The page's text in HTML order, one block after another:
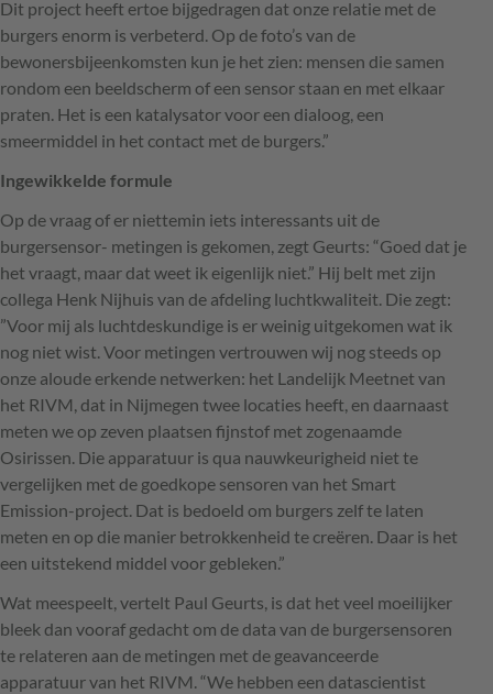
Dit project heeft ertoe bijgedragen dat onze relatie met de
burgers enorm is verbeterd. Op de foto’s van de
bewonersbijeenkomsten kun je het zien: mensen die samen
rondom een beeldscherm of een sensor staan en met elkaar
praten. Het is een katalysator voor een dialoog, een
smeermiddel in het contact met de burgers.”
Ingewikkelde formule
Op de vraag of er niettemin iets interessants uit de
burgersensor- metingen is gekomen, zegt Geurts: “Goed dat je
het vraagt, maar dat weet ik eigenlijk niet.” Hij belt met zijn
collega Henk Nijhuis van de afdeling luchtkwaliteit. Die zegt:
”Voor mij als luchtdeskundige is er weinig uitgekomen wat ik
nog niet wist. Voor metingen vertrouwen wij nog steeds op
onze aloude erkende netwerken: het Landelijk Meetnet van
het RIVM, dat in Nijmegen twee locaties heeft, en daarnaast
meten we op zeven plaatsen fijnstof met zogenaamde
Osirissen. Die apparatuur is qua nauwkeurigheid niet te
vergelijken met de goedkope sensoren van het Smart
Emission-project. Dat is bedoeld om burgers zelf te laten
meten en op die manier betrokkenheid te creëren. Daar is het
een uitstekend middel voor gebleken.”
Wat meespeelt, vertelt Paul Geurts, is dat het veel moeilijker
bleek dan vooraf gedacht om de data van de burgersensoren
te relateren aan de metingen met de geavanceerde
apparatuur van het RIVM. “We hebben een datascientist